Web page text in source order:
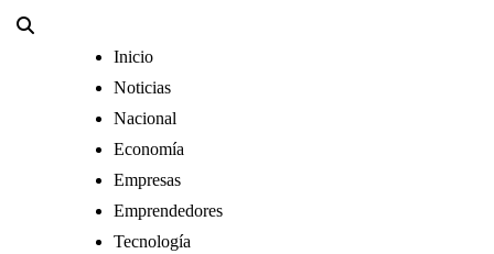
Inicio
Noticias
Nacional
Economía
Empresas
Emprendedores
Tecnología